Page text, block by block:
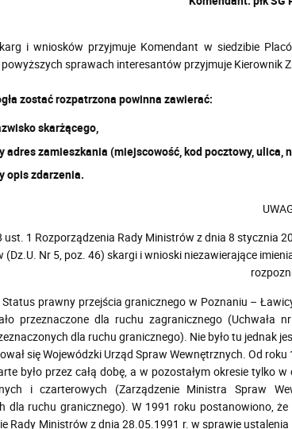
i wniosków przyjmuje Komendant w siedzibie
sprawach interesantów przyjmuje Kierownik
zostać rozpatrzona powinna zawierać:
skarżącego,
adres zamieszkania (miejscowość, kod pocztowy, ulica,
opis zdarzenia.
ust. 1 Rozporządzenia Rady Ministrów z dnia 8
(Dz.U. Nr 5, poz. 46) skargi i wnioski niezawierające
Status prawny przejścia granicznego w Poznaniu –
przeznaczone dla ruchu zagranicznego
dla ruchu granicznego). Nie było tu jednak
się Wojewódzki Urząd Spraw Wewnętrznych. Od
było przez całą dobę, a w pozostałym okresie
i czarterowych (Zarządzenie Ministra Spraw
dla ruchu granicznego). W 1991 roku postanowiono,
Rady Ministrów z dnia 28.05.1991 r. w sprawie